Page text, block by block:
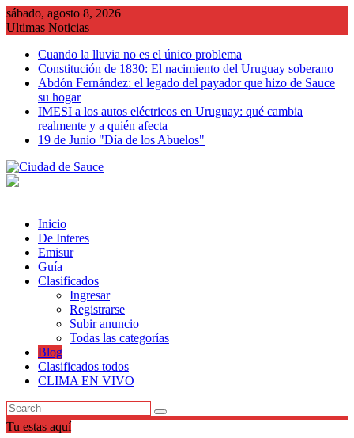
Saltar
al
sábado, agosto 8, 2026
Ultimas Noticias
Cuando la lluvia no es el único problema
Constitución de 1830: El nacimiento del Uruguay soberano
Abdón Fernández: el legado del payador que hizo de Sauce
su hogar
IMESI a los autos eléctricos en Uruguay: qué cambia
realmente y a quién afecta
19 de Junio "Día de los Abuelos"
Inicio
De Interes
Emisur
Guía
Clasificados
Ingresar
Registrarse
Subir anuncio
Todas las categorías
Blog
Clasificados todos
CLIMA EN VIVO
Tu estas aquí